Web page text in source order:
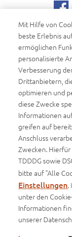
Mit Hilfe von
beste Erlebnis
ermöglichen
personalisierte
Verbesserung
Drittanbietern,
optimieren und
diese Zwecke
Informationen
greifen auf
Anschluss
Zwecken.
TDDDG sowie
bitte auf "Alle
Einstellungen.
unter den
Informationen
unserer